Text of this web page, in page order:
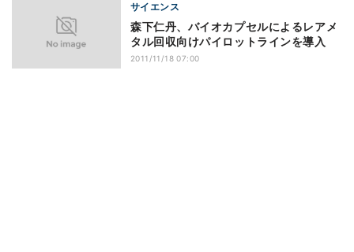
サイエンス
森下仁丹、バイオカプセルによるレアメ
タル回収向けパイロットラインを導入
2011/11/18 07:00